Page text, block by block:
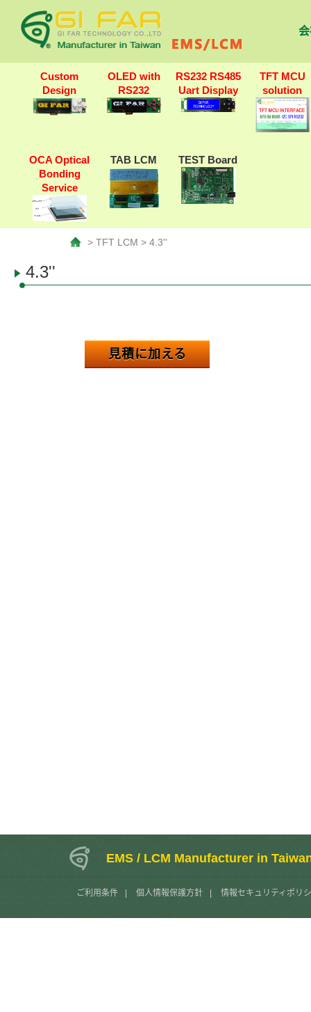
Custom
Design
OLED with
RS232
RS232 RS485
Uart Display
TFT MCU
solution
OCA Optical
Bonding
Service
TAB LCM TEST Board
> TFT LCM > 4.3''
4.3''
見積に加える
EMS / LCM Manufacturer in
ご利用条件 個人情報保護方針 情報セキュリティポリ